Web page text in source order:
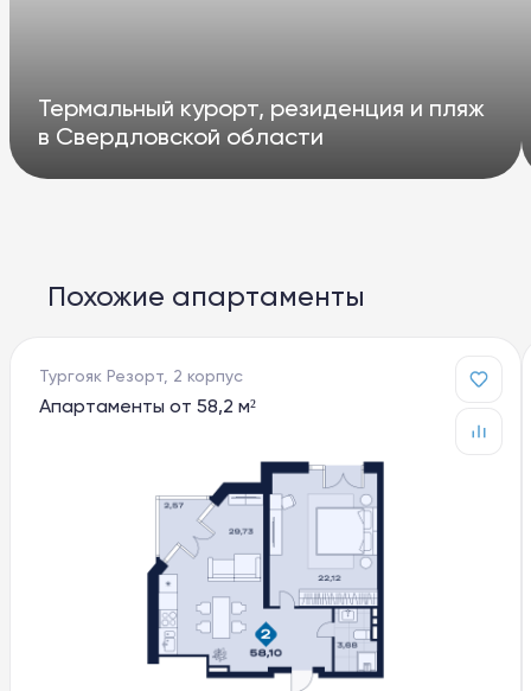
Термальный курорт, резиденция и пляж
в Свердловской области
Похожие апартаменты
Тургояк Резорт, 2 корпус
Апартаменты от 58,2 м²